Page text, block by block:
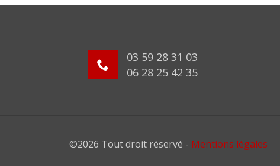
03 59 28 31 03
06 28 25 42 35
©2026 Tout droit réservé - Mentions légales